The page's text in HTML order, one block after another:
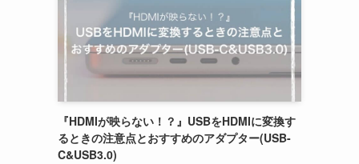
『HDMIが映らない！？』USBをHDMIに変換す
るときの注意点とおすすめのアダプター(USB-
C&USB3.0)